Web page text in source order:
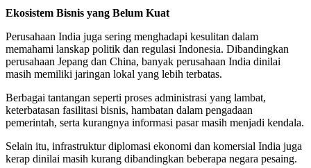
Ekosistem Bisnis yang Belum Kuat
Perusahaan India juga sering menghadapi kesulitan dalam
memahami lanskap politik dan regulasi Indonesia. Dibandingkan
perusahaan Jepang dan China, banyak perusahaan India dinilai
masih memiliki jaringan lokal yang lebih terbatas.
Berbagai tantangan seperti proses administrasi yang lambat,
keterbatasan fasilitasi bisnis, hambatan dalam pengadaan
pemerintah, serta kurangnya informasi pasar masih menjadi kendala.
Selain itu, infrastruktur diplomasi ekonomi dan komersial India juga
kerap dinilai masih kurang dibandingkan beberapa negara pesaing.